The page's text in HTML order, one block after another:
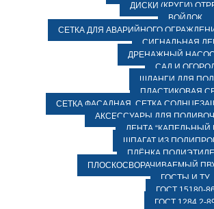
ДИСКИ (КРУГИ)
ВОЙЛОК
СЕТКА ДЛЯ АВАРИЙНОГО
СИГНАЛЬНАЯ
ДРЕНАЖНЫЙ
САД И
ШЛАНГИ ДЛЯ
ПЛАСТИКОВАЯ
СЕТКА ФАСАДНАЯ. СЕТКА
АКСЕССУАРЫ ДЛЯ
ЛЕНТА “КАПЕЛЬНЫЙ
ШПАГАТ ИЗ
ПЛЁНКА
ПЛОСКОСВОРАЧИВАЕМЫЙ ПВХ
ГОСТЫ И ТУ
ГОСТ 15180-86
ГОСТ 1284.2-